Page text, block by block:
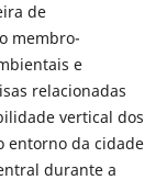
de
membro-
e
relacionadas
vertical dos
entorno da cidade
durante a